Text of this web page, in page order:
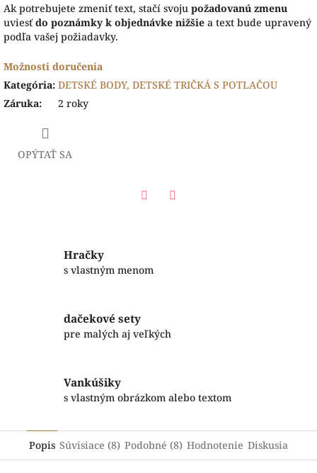
Ak potrebujete zmeniť text, stačí svoju požadovanú zmenu
uviesťdo poznámky k objednávke nižšie a text bude upravený
podľa vašej požiadavky.
Možnosti doručenia
Kategória: DETSKÉ BODY, DETSKÉ TRIČKÁ S POTLAČOU
Záruka: 2 roky
OPÝTAŤ SA
Hračky
s vlastným menom
dačekové sety
pre malých aj veľkých
Vankúšiky
s vlastným obrázkom alebo textom
Popis Súvisiace (8) Podobné (8) Hodnotenie Diskusia